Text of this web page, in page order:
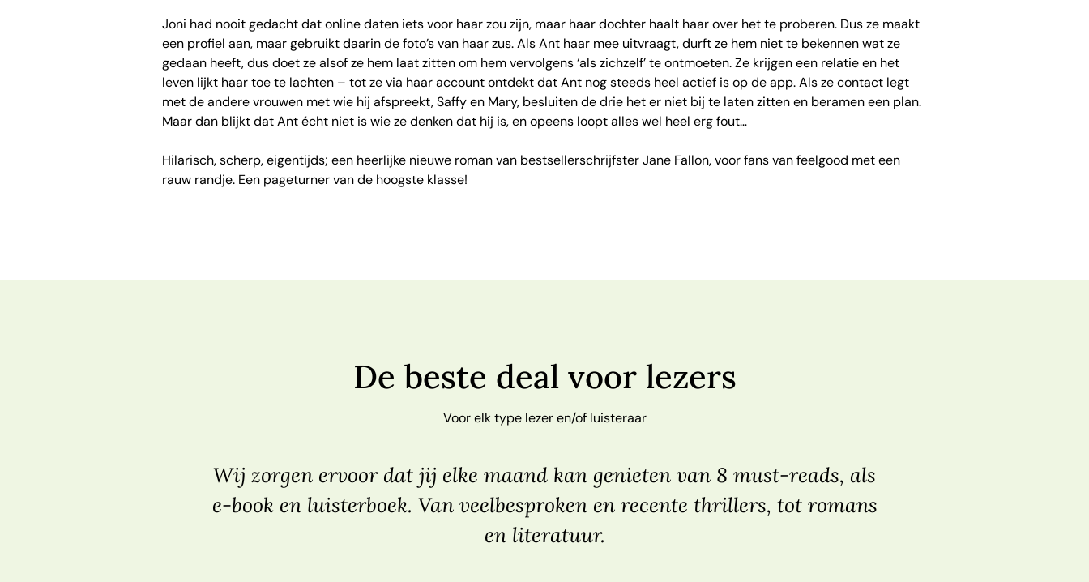
Joni had nooit gedacht dat online daten iets voor haar zou zijn, maar haar dochter haalt haar over het te proberen. Dus ze maakt
een profiel aan, maar gebruikt daarin de foto’s van haar zus. Als Ant haar mee uitvraagt, durft ze hem niet te bekennen wat ze
gedaan heeft, dus doet ze alsof ze hem laat zitten om hem vervolgens ‘als zichzelf’ te ontmoeten. Ze krijgen een relatie en het
leven lijkt haar toe te lachten – tot ze via haar account ontdekt dat Ant nog steeds heel actief is op de app. Als ze contact legt
met de andere vrouwen met wie hij afspreekt, Saffy en Mary, besluiten de drie het er niet bij te laten zitten en beramen een plan.
Maar dan blijkt dat Ant écht niet is wie ze denken dat hij is, en opeens loopt alles wel heel erg fout…
Hilarisch, scherp, eigentijds; een heerlijke nieuwe roman van bestsellerschrijfster Jane Fallon, voor fans van feelgood met een
rauw randje. Een pageturner van de hoogste klasse!
De beste deal voor lezers
Voor elk type lezer en/of luisteraar
Wij zorgen ervoor dat jij elke maand kan genieten van 8 must-reads, als
e-book en luisterboek. Van veelbesproken en recente thrillers, tot romans
en literatuur.